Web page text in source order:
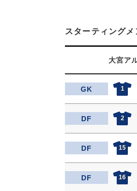
スターティング
大宮ア
GK 1
DF 2
DF 15
DF 16